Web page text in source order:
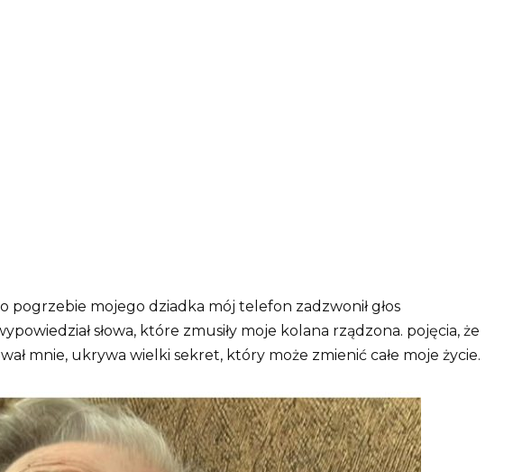
pogrzebie mojego dziadka mój telefon zadzwonił głos
słowa, które zmusiły moje kolana rządzona. pojęcia, że
mnie, ukrywa wielki sekret, który może zmienić całe moje życie.